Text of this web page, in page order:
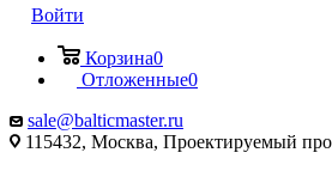
Войти
Корзина0
Отложенные0
sale@balticmaster.ru
115432, Москва, Проектируемый